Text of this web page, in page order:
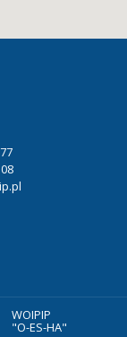
WOIPIP
"O-ES-HA"